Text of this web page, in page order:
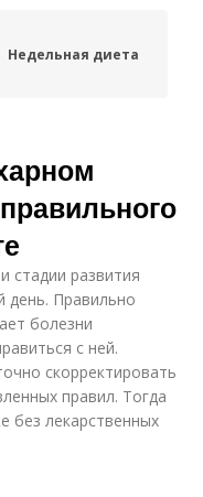
Недельная диета
стадии развития
день. Правильно
болезни
с ней.
скорректировать
правил. Тогда
без лекарственных